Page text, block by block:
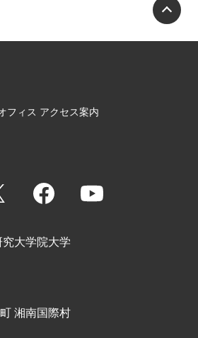
フィス アクセス案内
Facebook
大学院大学
湘南国際村